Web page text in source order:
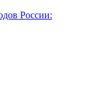
России: